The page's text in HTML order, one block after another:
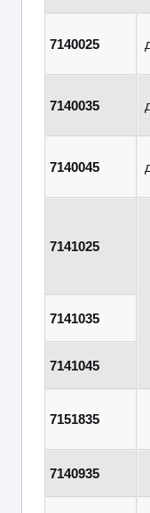
7140025
7140035
7140045
7141025
7141035
7141045
7151835
7140935